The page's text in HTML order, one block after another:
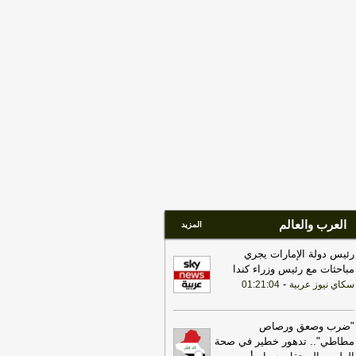
العرب والعالم المزيد
رئيس دولة الإمارات يجري
مباحثات مع رئيس وزراء كندا
سكاي نيوز عربية -
01:21:04
"ضرب وصعق ورصاص
مطاطي".. تدهور خطير في صحة